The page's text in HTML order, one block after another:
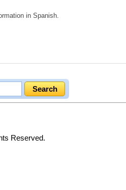
in Spanish.
Reserved.